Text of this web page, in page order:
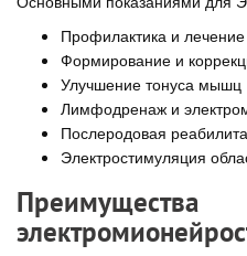
Профилактика и
Формирование и
Улучшение тонуса мышц
Лимфодренаж и
Послеродовая
Электростимуляция
Преимущества